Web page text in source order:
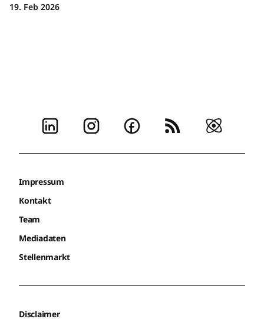
19. Feb 2026
Impressum
Kontakt
Team
Mediadaten
Stellenmarkt
Disclaimer